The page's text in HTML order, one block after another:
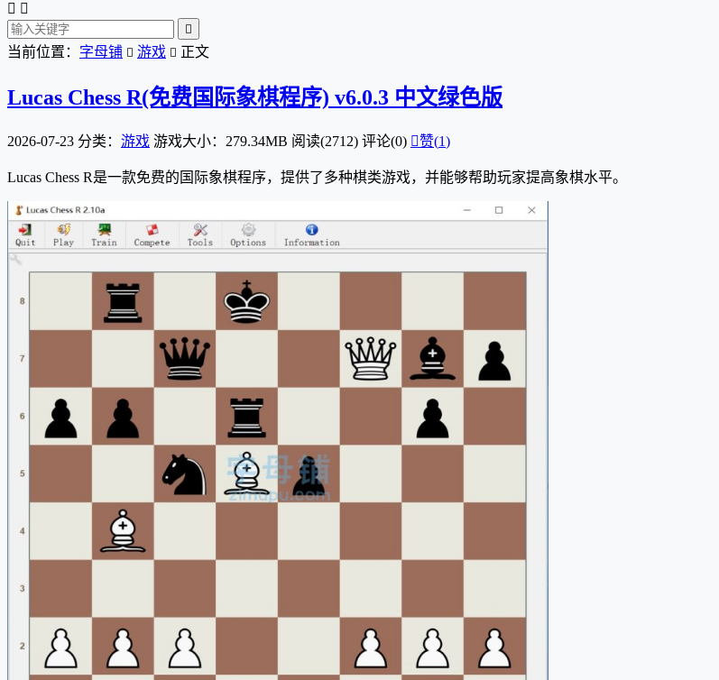
 

当前位置： 字母铺  游戏  正文
Lucas Chess R(免费国际象棋程序) v6.0.3 中文绿色版
2026-07-23 分类： 游戏 游戏大小：279.34MB 阅读(2712) 评论(0) 赞(1)
Lucas Chess R是一款免费的国际象棋程序，提供了多种棋类游戏，并能够帮助玩家提高象棋水平。